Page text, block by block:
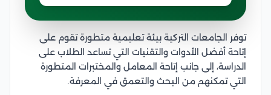
توفر الجامعات التركية بيئة تعليمية متطورة تقوم على
إتاحة أفضل الأدوات والتقنيات التي تساعد الطلاب على
الدراسة، إلى جانب إتاحة المعامل والمختبرات المتطورة
التي تمكنهم من البحث والتعمق في المعرفة.